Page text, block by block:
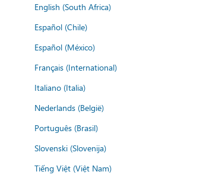
English (South Africa)
Español (Chile)
Español (México)
Français (International)
Italiano (Italia)
Nederlands (België)
Português (Brasil)
Slovenski (Slovenija)
Tiếng Việt (Việt Nam)